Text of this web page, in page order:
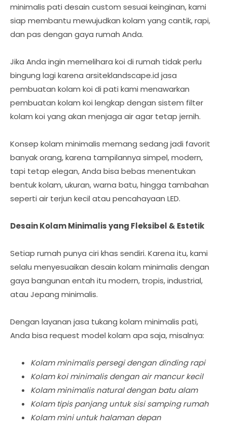
minimalis pati desain custom sesuai keinginan, kami
siap membantu mewujudkan kolam yang cantik, rapi,
dan pas dengan gaya rumah Anda.
Jika Anda ingin memelihara koi di rumah tidak perlu
bingung lagi karena arsiteklandscape.id jasa
pembuatan kolam koi di pati kami menawarkan
pembuatan kolam koi lengkap dengan sistem filter
kolam koi yang akan menjaga air agar tetap jernih.
Konsep kolam minimalis memang sedang jadi favorit
banyak orang, karena tampilannya simpel, modern,
tapi tetap elegan, Anda bisa bebas menentukan
bentuk kolam, ukuran, warna batu, hingga tambahan
seperti air terjun kecil atau pencahayaan LED.
Desain Kolam Minimalis yang Fleksibel & Estetik
Setiap rumah punya ciri khas sendiri. Karena itu, kami
selalu menyesuaikan desain kolam minimalis dengan
gaya bangunan entah itu modern, tropis, industrial,
atau Jepang minimalis.
Dengan layanan jasa tukang kolam minimalis pati,
Anda bisa request model kolam apa saja, misalnya:
Kolam minimalis persegi dengan dinding rapi
Kolam koi minimalis dengan air mancur kecil
Kolam minimalis natural dengan batu alam
Kolam tipis panjang untuk sisi samping rumah
Kolam mini untuk halaman depan